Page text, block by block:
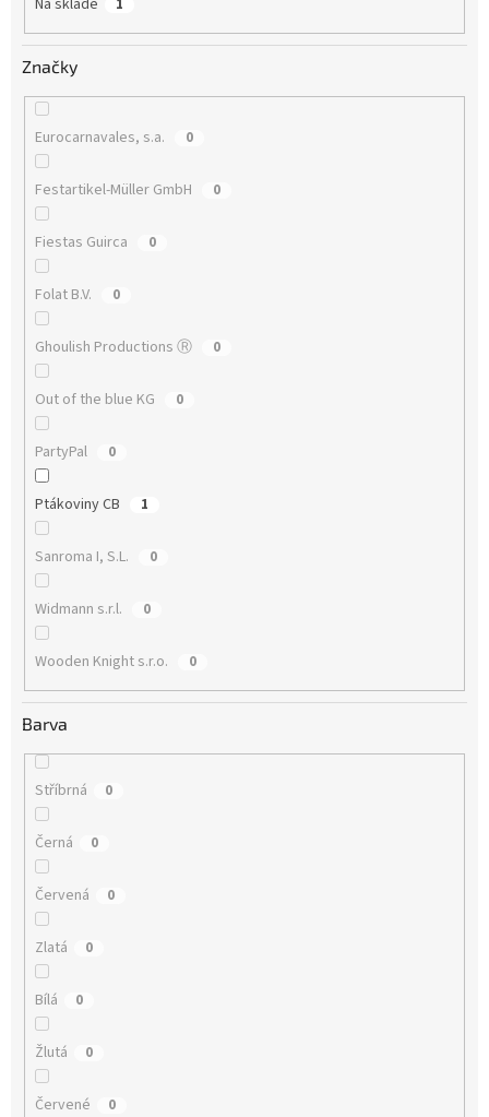
Na skladě 1
Značky
Eurocarnavales, s.a. 0
Festartikel-Müller GmbH 0
Fiestas Guirca 0
Folat B.V. 0
Ghoulish Productions Ⓡ 0
Out of the blue KG 0
PartyPal 0
Ptákoviny CB 1
Sanroma I, S.L. 0
Widmann s.r.l. 0
Wooden Knight s.r.o. 0
Barva
Stříbrná 0
Černá 0
Červená 0
Zlatá 0
Bílá 0
Žlutá 0
Červené 0